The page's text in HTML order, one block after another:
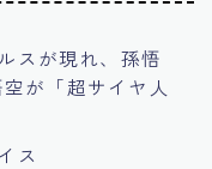
スが現れ、孫悟
が「超サイヤ人
ス